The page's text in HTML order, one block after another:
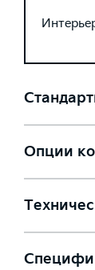
Опции